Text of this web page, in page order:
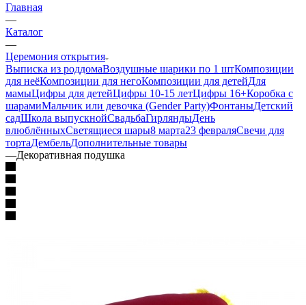
Главная
—
Каталог
—
Церемония открытия
Выписка из роддомаВоздушные шарики по 1 штКомпозиции
для неёКомпозиции для негоКомпозиции для детейДля
мамыЦифры для детейЦифры 10-15 летЦифры 16+Коробка с
шарамиМальчик или девочка (Gender Party)ФонтаныДетский
садШкола выпускнойСвадьбаГирляндыДень
влюблённыхСветящиеся шары8 марта23 февраляСвечи для
тортаДембельДополнительные товары
—Декоративная подушка